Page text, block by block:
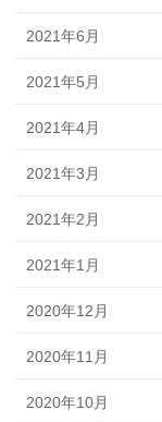
2021年6月
2021年5月
2021年4月
2021年3月
2021年2月
2021年1月
2020年12月
2020年11月
2020年10月